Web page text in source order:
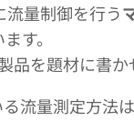
量制御を行う
す。
品を題材に書
流量測定方法